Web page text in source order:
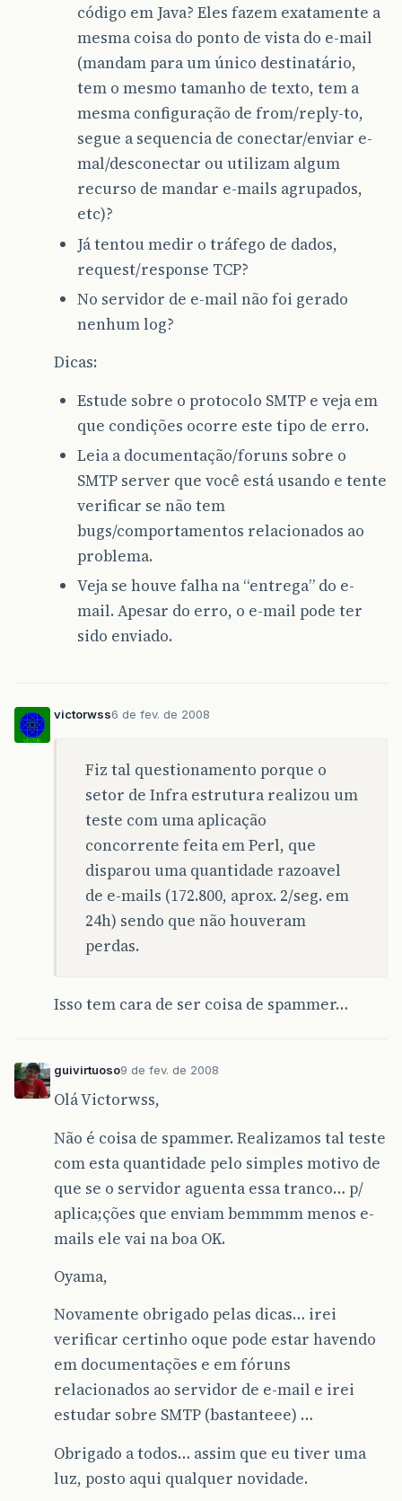
código em Java? Eles fazem exatamente a
mesma coisa do ponto de vista do e-mail
(mandam para um único destinatário,
tem o mesmo tamanho de texto, tem a
mesma configuração de from/reply-to,
segue a sequencia de conectar/enviar e-
mal/desconectar ou utilizam algum
recurso de mandar e-mails agrupados,
etc)?
Já tentou medir o tráfego de dados,
request/response TCP?
No servidor de e-mail não foi gerado
nenhum log?
Dicas:
Estude sobre o protocolo SMTP e veja em
que condições ocorre este tipo de erro.
Leia a documentação/foruns sobre o
SMTP server que você está usando e tente
verificar se não tem
bugs/comportamentos relacionados ao
problema.
Veja se houve falha na “entrega” do e-
mail. Apesar do erro, o e-mail pode ter
sido enviado.
victorwss6 de fev. de 2008
Fiz tal questionamento porque o
setor de Infra estrutura realizou um
teste com uma aplicação
concorrente feita em Perl, que
disparou uma quantidade razoavel
de e-mails (172.800, aprox. 2/seg. em
24h) sendo que não houveram
perdas.
Isso tem cara de ser coisa de spammer…
guivirtuoso9 de fev. de 2008
Olá Victorwss,
Não é coisa de spammer. Realizamos tal teste
com esta quantidade pelo simples motivo de
que se o servidor aguenta essa tranco… p/
aplica;ções que enviam bemmmm menos e-
mails ele vai na boa OK.
Oyama,
Novamente obrigado pelas dicas… irei
verificar certinho oque pode estar havendo
em documentações e em fóruns
relacionados ao servidor de e-mail e irei
estudar sobre SMTP (bastanteee) …
Obrigado a todos… assim que eu tiver uma
luz, posto aqui qualquer novidade.